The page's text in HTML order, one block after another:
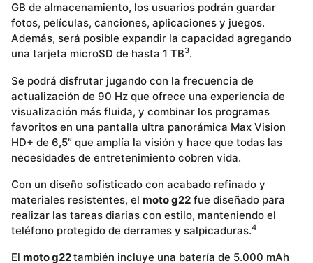
GB de almacenamiento, los usuarios podrán guardar
fotos, películas, canciones, aplicaciones y juegos.
Además, será posible expandir la capacidad agregando
una tarjeta microSD de hasta 1 TB3.
Se podrá disfrutar jugando con la frecuencia de
actualización de 90 Hz que ofrece una experiencia de
visualización más fluida, y combinar los programas
favoritos en una pantalla ultra panorámica Max Vision
HD+ de 6,5” que amplía la visión y hace que todas las
necesidades de entretenimiento cobren vida.
Con un diseño sofisticado con acabado refinado y
materiales resistentes, el moto g22 fue diseñado para
realizar las tareas diarias con estilo, manteniendo el
teléfono protegido de derrames y salpicaduras.4
El moto g22también incluye una batería de 5.000 mAh